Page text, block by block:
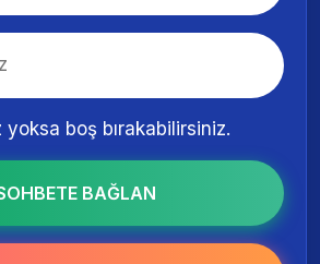
boş bırakabilirsiniz.
BAĞLAN